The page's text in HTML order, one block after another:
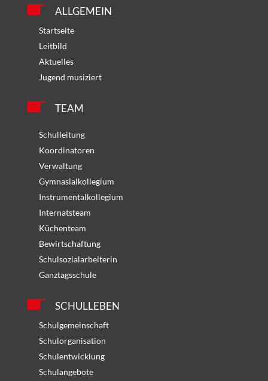
ALLGEMEIN
Startseite
Leitbild
Aktuelles
Jugend musiziert
TEAM
Schulleitung
Koordinatoren
Verwaltung
Gymnasialkollegium
Instrumentalkollegium
Internatsteam
Küchenteam
Bewirtschaftung
Schulsozialarbeiterin
Ganztagsschule
SCHULLEBEN
Schulgemeinschaft
Schulorganisation
Schulentwicklung
Schulangebote